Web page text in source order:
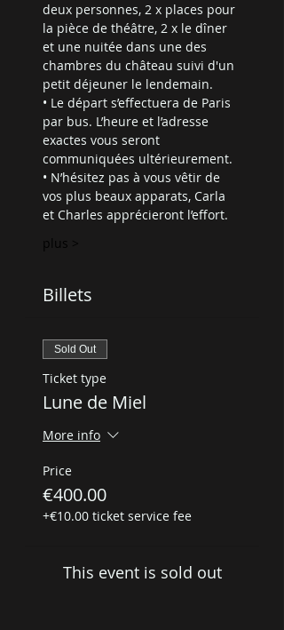
deux personnes, 2 x places pour
la pièce de théâtre, 2 x le dîner
et une nuitée dans une des
chambres du château suivi d'un
petit déjeuner le lendemain.
• Le départ s’effectuera de Paris
par bus. L’heure et l’adresse
exactes vous seront
communiquées ultérieurement.
• N’hésitez pas à vous vêtir de
vos plus beaux apparats, Carla
et Charles apprécieront l’effort.
plus >
Billets
Sold Out
Ticket type
Lune de Miel
More info
Price
€400.00
+€10.00 ticket service fee
This event is sold out